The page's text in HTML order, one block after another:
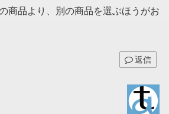
商品より、別の商品を選ぶほうがお
返信